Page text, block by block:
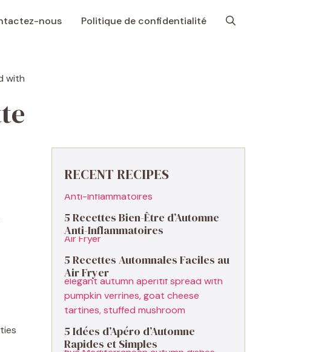
nous Politique de confidentialité
RECENT RECIPES
5 Recettes Bien-Être d’Automne
Anti-Inflammatoires
5 Recettes Automnales Faciles au
Air Fryer
5 Idées d’Apéro d’Automne
Rapides et Simples